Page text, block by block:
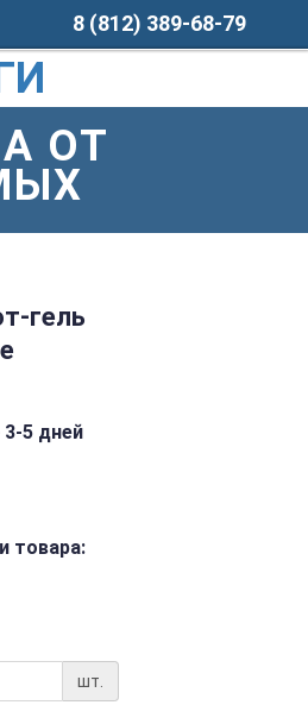
8 (812) 389-68-79
ОТ
гель
5 дней
товара:
шт.